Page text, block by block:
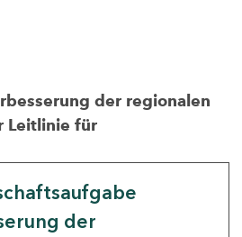
der regionalen
Leitlinie für
der